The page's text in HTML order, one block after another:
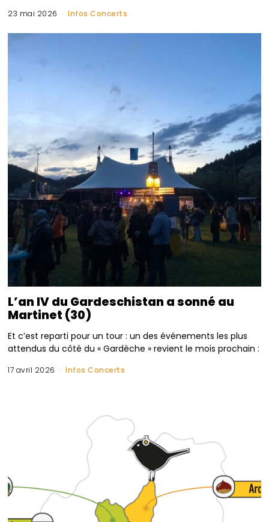
23 mai 2026 Infos Concerts
L’an IV du Gardeschistan a sonné au
Martinet (30)
Et c’est reparti pour un tour : un des événements les plus
attendus du côté du « Gardèche » revient le mois prochain :
17 avril 2026 Infos Concerts